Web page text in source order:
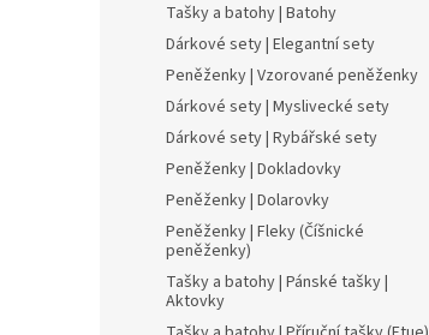
Tašky a batohy | Batohy
Dárkové sety | Elegantní sety
Peněženky | Vzorované peněženky
Dárkové sety | Myslivecké sety
Dárkové sety | Rybářské sety
Peněženky | Dokladovky
Peněženky | Dolarovky
Peněženky | Fleky (Číšnické
peněženky)
Tašky a batohy | Pánské tašky |
Aktovky